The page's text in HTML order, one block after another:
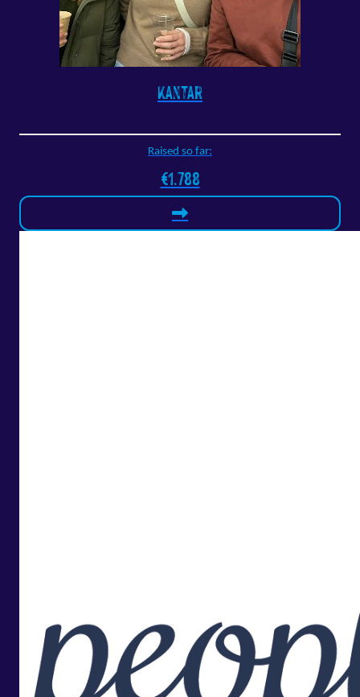
Kantar
Raised so far:
€1.788